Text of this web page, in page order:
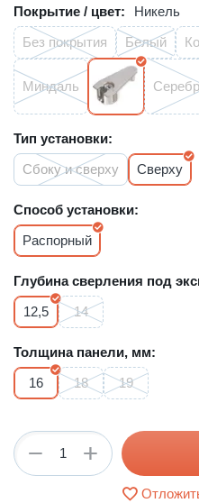
Покрытие / цвет:
Никель
Без покрытия
Белый
Миндаль
Тип установки:
Сбоку и сверху
Сверху
Способ установки:
Распорный
Глубина сверления под
12,5
14
Толщина панели, мм:
16
18 19
+
−